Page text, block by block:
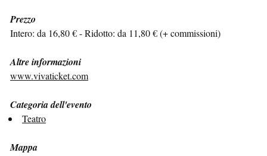
Prezzo
Intero: da 16,80 € - Ridotto: da 11,80 € (+ commissioni)
Altre informazioni
www.vivaticket.com
Categoria dell'evento
Teatro
Mappa